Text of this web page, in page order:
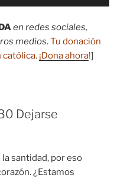
en redes sociales,
medios.Tu donación
católica. ¡Dona ahora!]
Dejarse
santidad, por eso
¿Estamos